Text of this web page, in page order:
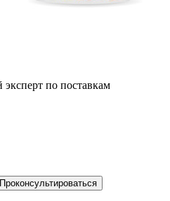
Проконсультироваться